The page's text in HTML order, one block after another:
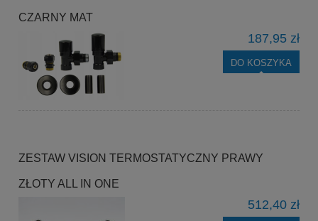
CZARNY MAT
187,95 zł
DO KOSZYKA
ZESTAW VISION TERMOSTATYCZNY PRAWY
ZŁOTY ALL IN ONE
512,40 zł